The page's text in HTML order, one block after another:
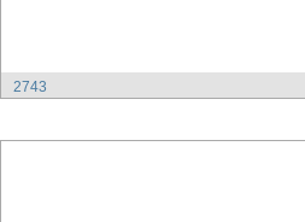
2743